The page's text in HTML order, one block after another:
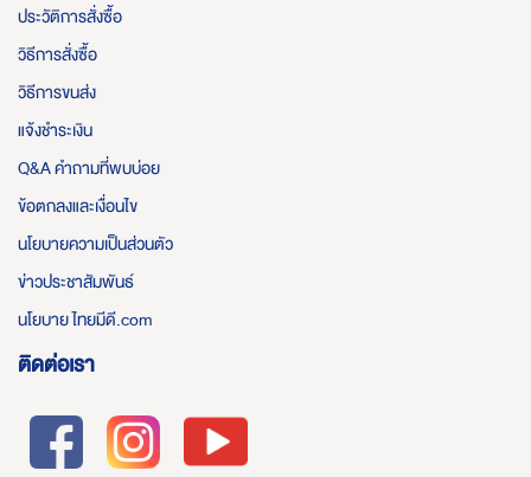
ประวัติการสั่งซื้อ
วิธีการสั่งซื้อ
วิธีการขนส่ง
แจ้งชำระเงิน
Q&A คำถามที่พบบ่อย
ข้อตกลงและเงื่อนไข
นโยบายความเป็นส่วนตัว
ข่าวประชาสัมพันธ์
นโยบาย ไทยมีดี.com
ติดต่อเรา